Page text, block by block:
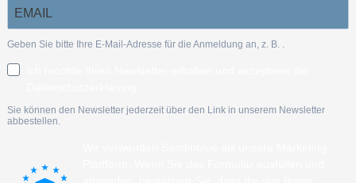
Geben Sie bitte Ihre E-Mail-Adresse für die Anmeldung an, z. B. .
Sie können den Newsletter jederzeit über den Link in unserem Newsletter
abbestellen.